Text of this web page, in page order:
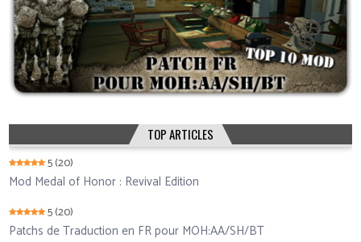
TOP ARTICLES
5(20)
Mod Medal of Honor : Revival Edition
5(20)
Patchs de Traduction en FR pour MOH:AA/SH/BT